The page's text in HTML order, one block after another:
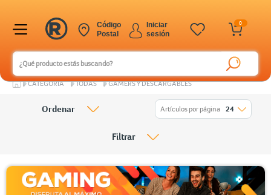
0
Iniciar
sesión
Código
Postal
CATEGORÍA TODAS GAMERS Y DESCARGABLES
Ordenar Artículos por página 24
Filtrar